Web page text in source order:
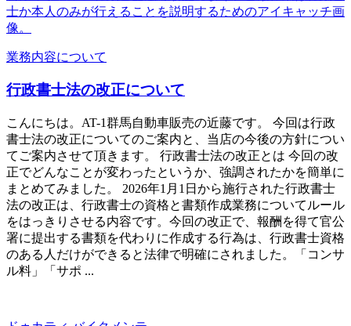
業務内容について
行政書士法の改正について
こんにちは。AT-1群馬自動車販売の近藤です。 今回は行政
書士法の改正についてのご案内と、当店の今後の方針につい
てご案内させて頂きます。 行政書士法の改正とは 今回の改
正でどんなことが変わったというか、強調されたかを簡単に
まとめてみました。 2026年1月1日から施行された行政書士
法の改正は、行政書士の資格と書類作成業務についてルール
をはっきりさせる内容です。今回の改正で、報酬を得て官公
署に提出する書類を代わりに作成する行為は、行政書士資格
のある人だけができると法律で明確にされました。「コンサ
ル料」「サポ ...